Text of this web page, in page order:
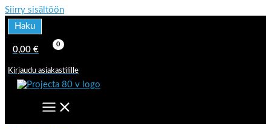
Siirry sisältöön
Haku
0,00 €
Kirjaudu asiakastilille